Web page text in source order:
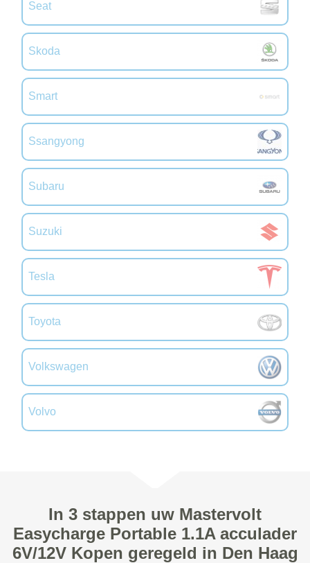
Seat
Skoda
Smart
Ssangyong
Subaru
Suzuki
Tesla
Toyota
Volkswagen
Volvo
In 3 stappen uw Mastervolt
Easycharge Portable 1.1A acculader
6V/12V Kopen geregeld in Den Haag